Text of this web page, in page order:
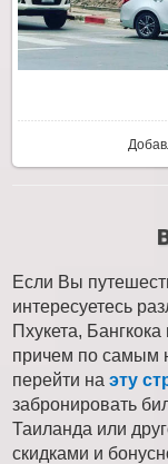
Если Вы
интересуетесь
Пхукета,
причем по самым
перейти на эту
забронировать
Таиланда или
скидками и